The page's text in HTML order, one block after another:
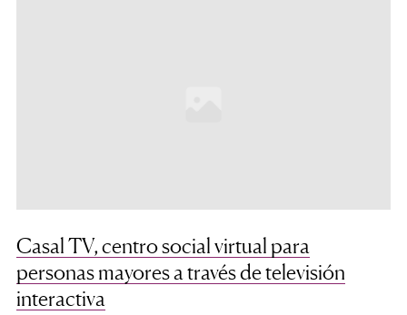
Casal TV, centro social virtual para
personas mayores a través de televisión
interactiva